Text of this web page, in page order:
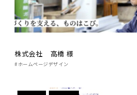
株式会社 高橋 様
#ホームページデザイン